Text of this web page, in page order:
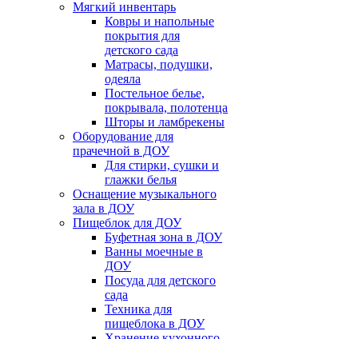
Мягкий инвентарь
Ковры и напольные
покрытия для
детского сада
Матрасы, подушки,
одеяла
Постельное белье,
покрывала, полотенца
Шторы и ламбрекены
Оборудование для
прачечной в ДОУ
Для стирки, сушки и
глажки белья
Оснащение музыкального
зала в ДОУ
Пищеблок для ДОУ
Буфетная зона в ДОУ
Ванны моечные в
ДОУ
Посуда для детского
сада
Техника для
пищеблока в ДОУ